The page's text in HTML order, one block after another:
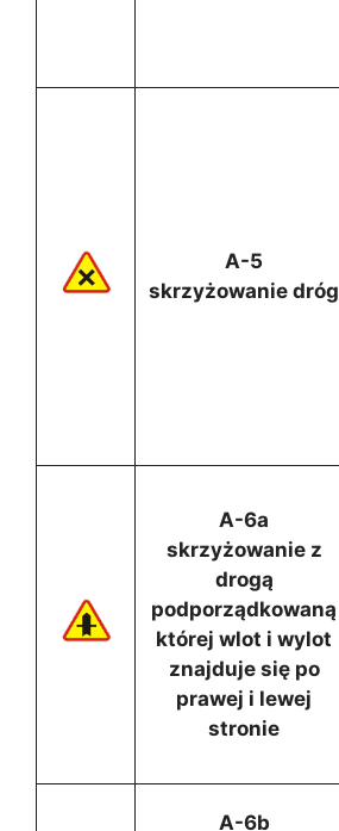
A-5
skrzyżowanie dróg
A-6a
skrzyżowanie z
drogą
podporządkowaną
której wlot i wylot
znajduje się po
prawej i lewej
stronie
A-6b